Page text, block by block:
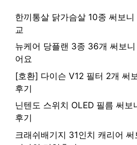
한끼통살 닭가슴살 10종 써보
교
뉴케어 당플랜 3종 36개 써보
어요
[호환] 다이슨 V12 필터 2개 써
후기
닌텐도 스위치 OLED 필름 써보
후기
크래쉬배기지 31인치 캐리어